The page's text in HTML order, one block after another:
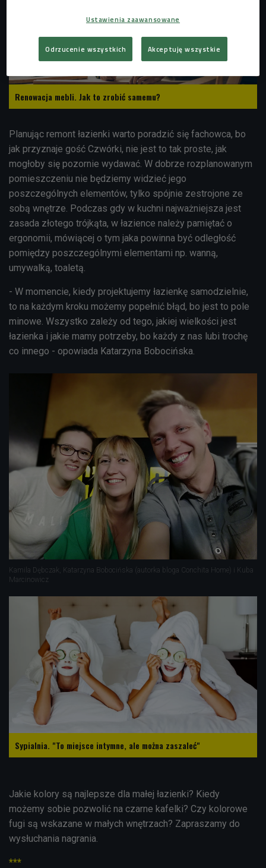
Renowacja mebli. Jak to zrobić samemu?
Planując remont łazienki warto poradzić się fachowca, bo
jak przyznaje gość Czwórki, nie jest to tak proste, jak
mogłoby się pozornie wydawać. W dobrze rozplanowanym
pomieszczeniu nie będziemy widzieć jego
poszczególnych elementów, tylko spójnie zestrojone ze
sobą wnętrze. Podczas gdy w kuchni najważniejsza jest
zasada złotego trójkąta, w łazience należy pamiętać o
ergonomii, mówiącej o tym jaka powinna być odległość
pomiędzy poszczególnymi elementami np. wanną,
umywalką, toaletą.
- W momencie, kiedy projektujemy łazienkę samodzielnie,
to na każdym kroku możemy popełnić błąd, bo jest to pole
minowe. Wszystko zależy od tego, jakiej wielkości jest
łazienka i jakie mamy potrzeby, bo każdy z nas lubi trochę
co innego - opowiada Katarzyna Bobocińska.
Kamila Dębczak, Katarzyna Bobocińska (autorka bloga Conchita Home) i Kuba
Marcinowicz
Sypialnia. "To miejsce intymne, ale można zaszaleć"
Jakie kolory są najlepsze dla małej łazienki? Kiedy
możemy sobie pozwolić na czarne kafelki? Czy kolorowe
fugi są wskazane w małych wnętrzach? Zapraszamy do
wysłuchania nagrania.
***
Ustawienia zaawansowane
Odrzucenie wszystkich Akceptuję wszystkie